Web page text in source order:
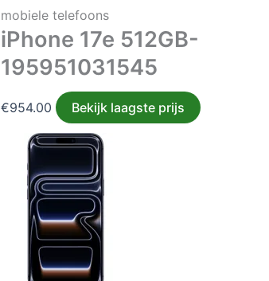
mobiele telefoons
iPhone 17e 512GB-
195951031545
€954.00 Bekijk laagste prijs